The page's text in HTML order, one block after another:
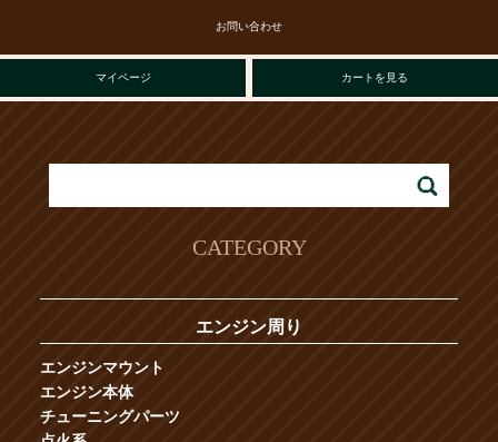
お問い合わせ
マイページ カートを見る
CATEGORY
エンジン周り
エンジンマウント
エンジン本体
チューニングパーツ